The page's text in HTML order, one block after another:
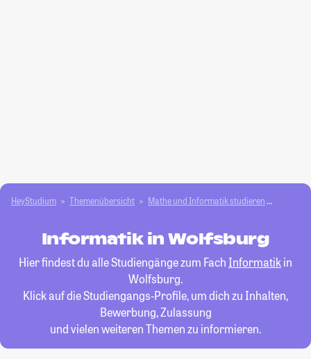
HeyStudium Themenübersicht Mathe und Informatik studieren
Informatik in Wolfsburg
Hier findest du alle Studiengänge zum Fach Informatikin
Wolfsburg.
Klick auf die Studiengangs-Profile, um dich zu Inhalten,
Bewerbung, Zulassung
und vielen weiteren Themen zu informieren.